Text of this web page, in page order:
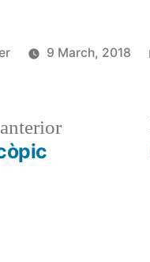
9 March, 2018
Entrada